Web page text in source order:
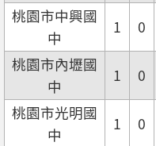
桃園市中興國
中
1 0
桃園市內壢國
中
1 0
桃園市光明國
中
1 0